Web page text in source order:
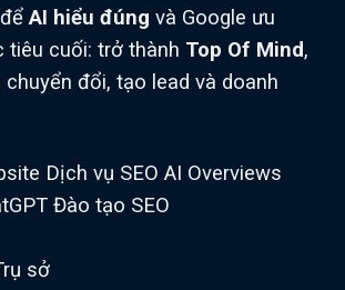
đểAI hiểu đúng và Google ưu
tiêu cuối: trở thành Top Of Mind,
đổi, tạo lead và doanh
Dịch vụ SEO AI Overviews
Đào tạo SEO
sở